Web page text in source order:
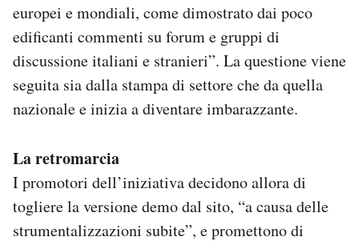
europei e mondiali, come dimostrato dai poco
edificanti commenti su forum e gruppi di
discussione italiani e stranieri”. La questione viene
seguita sia dalla stampa di settore che da quella
nazionale e inizia a diventare imbarazzante.
La retromarcia
I promotori dell’iniziativa decidono allora di
togliere la versione demo dal sito, “a causa delle
strumentalizzazioni subite”, e promettono di